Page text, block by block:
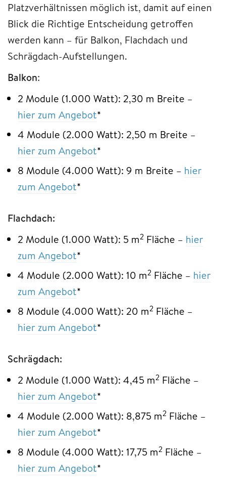
Platzverhältnissen möglich ist, damit auf einen
Blick die Richtige Entscheidung getroffen
werden kann – für Balkon, Flachdach und
Schrägdach-Aufstellungen.
Balkon:
2 Module (1.000 Watt): 2,30 m Breite –
hier zum Angebot*
4 Module (2.000 Watt): 2,50 m Breite –
hier zum Angebot*
8 Module (4.000 Watt): 9 m Breite – hier
zum Angebot*
Flachdach:
2 Module (1.000 Watt): 5 m2 Fläche – hier
zum Angebot*
4 Module (2.000 Watt): 10 m2 Fläche – hier
zum Angebot*
8 Module (4.000 Watt): 20 m2 Fläche –
hier zum Angebot*
Schrägdach:
2 Module (1.000 Watt): 4,45 m2 Fläche –
hier zum Angebot*
4 Module (2.000 Watt): 8,875 m2 Fläche –
hier zum Angebot*
8 Module (4.000 Watt): 17,75 m2 Fläche –
hier zum Angebot*